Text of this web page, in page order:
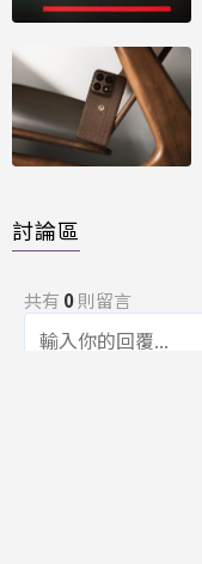
討論區
共有 0則留言